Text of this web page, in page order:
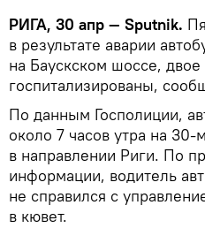
РИГА, 30 апр — Sputnik.
в результате аварии
на Баускском шоссе,
госпитализированы,
По данным Госполиции,
около 7 часов утра на
в направлении Риги. По
информации, водитель
не справился с
в кювет.